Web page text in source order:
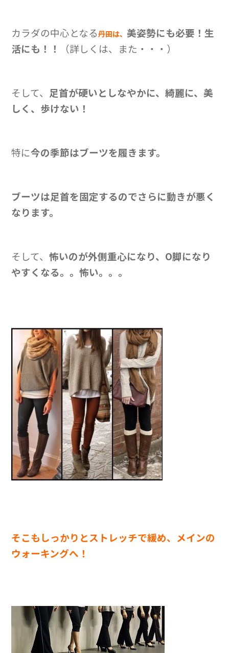
カラダの中心となる丹田は、 美姿勢にも必要！生
活にも！！
（詳しくは、また・・・）
そして、 足首が硬いとしなやかに、綺麗に、美
しく、歩けない！
特に今の季節はブーツを履きます。
ブーツは足首を固定するのでさらに動きが悪く
なります。
そして、怖いのが外側重心になり、O脚になり
やすくなる。。怖い。。。
そこもしっかりとストレッチで緩め、メインの
ウォーキングへ！